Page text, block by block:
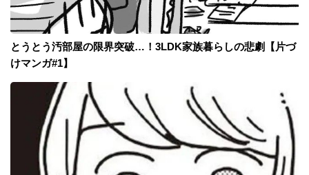
とうとう汚部屋の限界突破…！3LDK家族暮らしの悲劇【片づ
けマンガ#1】